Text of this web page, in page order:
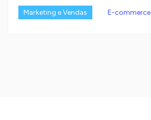
Marketing e Vendas
E-commerce